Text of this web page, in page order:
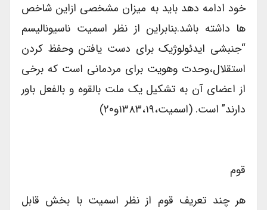
خود ادامه دهد باید به میزان مشخصی ازاین شاخص
ها داشته باشد.بنابراین از نظر اسمیت ناسیونالیسم
“جنبشی ایدئولوژیک برای دست یافتن وحفظ کردن
استقلال،وحدت وهویت برای مردمانی است که برخی
از اعضای آن به تشکیل یک ملت بالقوه و بالفعل باور
دارند” است. (اسمیت،۱۳۸۳،۱۹و۲۰)
قوم
هر چند تعریف قوم از نظر اسمیت با بخش قابل